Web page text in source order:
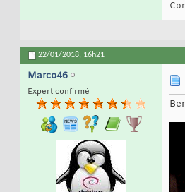
22/01/2018, 16h21
Marco46
Expert confirmé